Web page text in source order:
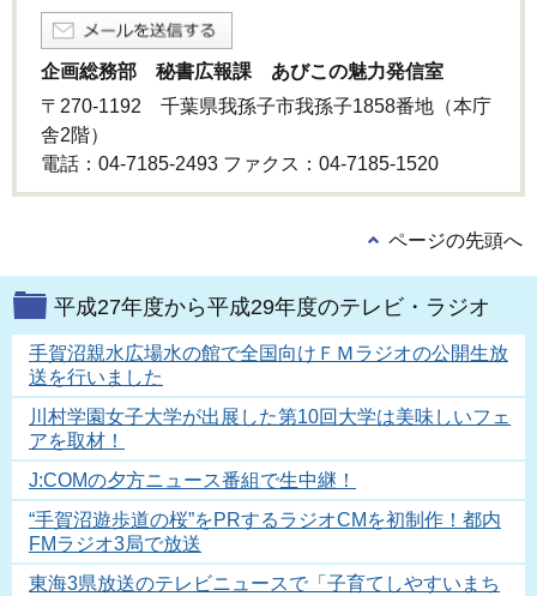
企画総務部 秘書広報課 あびこの魅力発信室
〒270-1192 千葉県我孫子市我孫子1858番地（本庁
舎2階）
電話：04-7185-2493 ファクス：04-7185‐1520
ページの先頭へ
平成27年度から平成29年度のテレビ・ラジオ
手賀沼親水広場水の館で全国向けＦＭラジオの公開生放
送を行いました
川村学園女子大学が出展した第10回大学は美味しいフェ
アを取材！
J:COMの夕方ニュース番組で生中継！
“手賀沼遊歩道の桜”をPRするラジオCMを初制作！都内
FMラジオ3局で放送
東海3県放送のテレビニュースで「子育てしやすいまち